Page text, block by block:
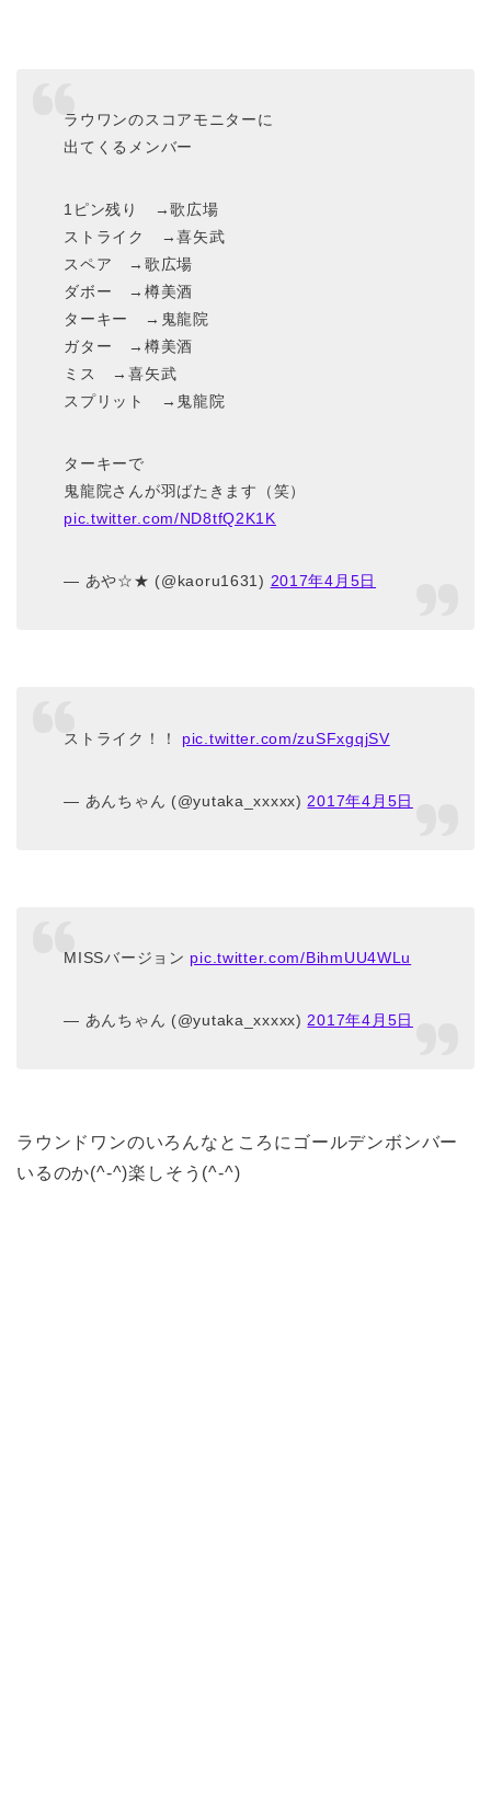
ラウワンのスコアモニターに
出てくるメンバー
1ピン残り →歌広場
ストライク →喜矢武
スペア →歌広場
ダボー →樽美酒
ターキー →鬼龍院
ガター →樽美酒
ミス →喜矢武
スプリット →鬼龍院
ターキーで
鬼龍院さんが羽ばたきます（笑）
pic.twitter.com/ND8tfQ2K1K
— あや☆★ (@kaoru1631) 2017年4月5日
ストライク！！ pic.twitter.com/zuSFxgqjSV
— あんちゃん (@yutaka_xxxxx) 2017年4月5日
MISSバージョン pic.twitter.com/BihmUU4WLu
— あんちゃん (@yutaka_xxxxx)2017年4月5日
ラウンドワンのいろんなところにゴールデンボンバー
いるのか(^-^)楽しそう(^-^)